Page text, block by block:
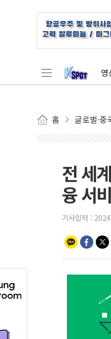
영
홈 글로벌·중
전 세
융 서
기사입력 :